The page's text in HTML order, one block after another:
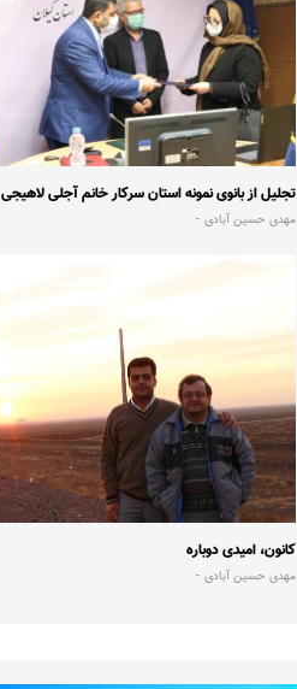
تجلیل از بانوی نمونه استان سرکار خانم آجلی لاهیجی
مهدی حسین آبادی
کانون، امیدی دوباره
مهدی حسین آبادی